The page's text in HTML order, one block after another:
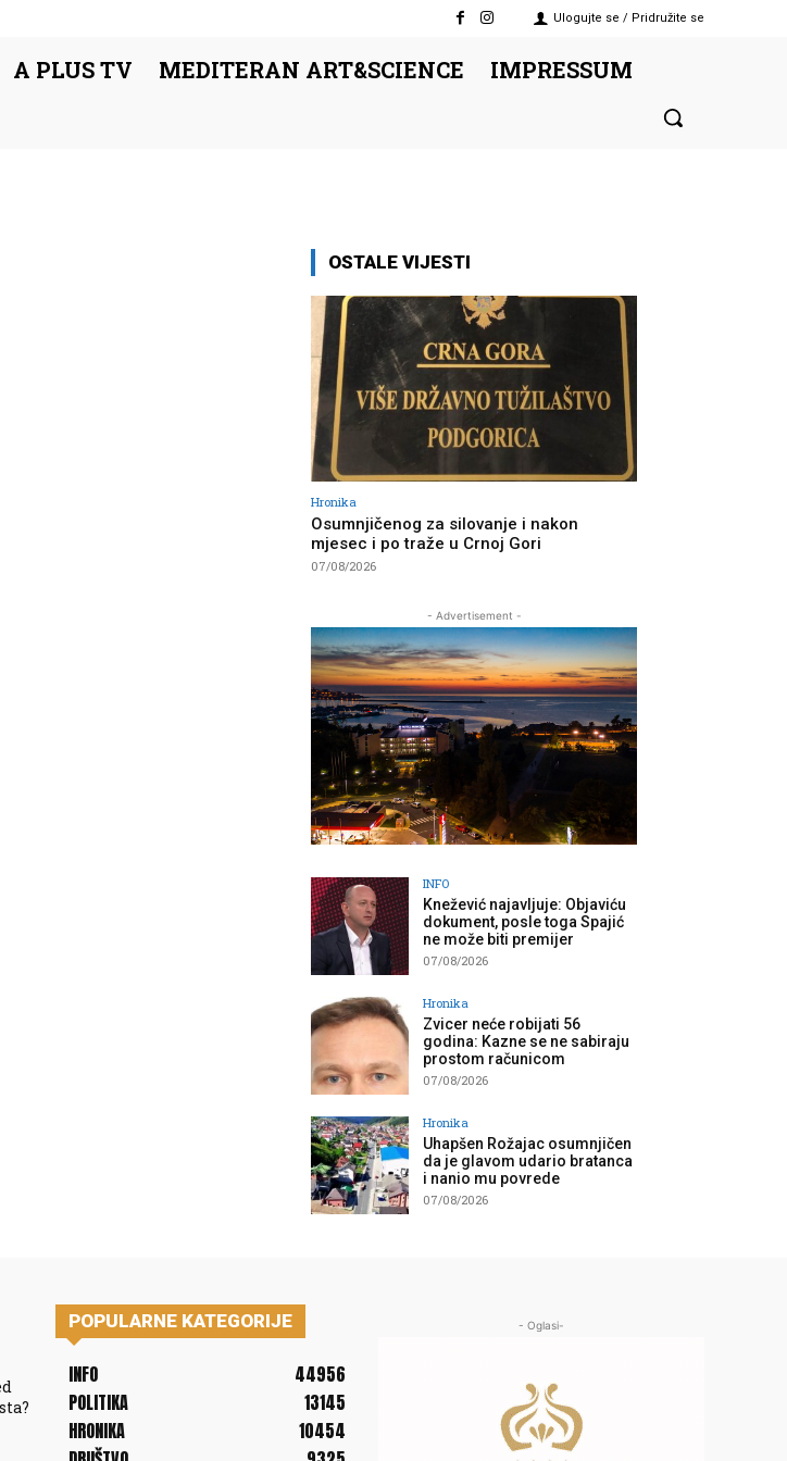
Ulogujte se / Pridružite se
A PLUS TV MEDITERAN ART&SCIENCE IMPRESSUM
OSTALE VIJESTI
Hronika
Osumnjičenog za silovanje i nakon
mjesec i po traže u Crnoj Gori
07/08/2026
- Advertisement -
INFO
Knežević najavljuje: Objaviću
dokument, posle toga Spajić
ne može biti premijer
07/08/2026
Hronika
Zvicer neće robijati 56
godina: Kazne se ne sabiraju
prostom računicom
07/08/2026
Hronika
Uhapšen Rožajac osumnjičen
da je glavom udario bratanca
i nanio mu povrede
07/08/2026
POPULARNE KATEGORIJE
INFO
44956
POLITIKA
13145
HRONIKA
10454
- Oglasi-